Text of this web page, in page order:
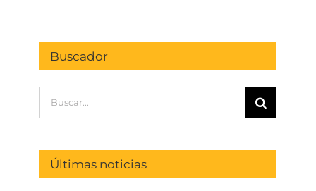
Buscador
Últimas noticias